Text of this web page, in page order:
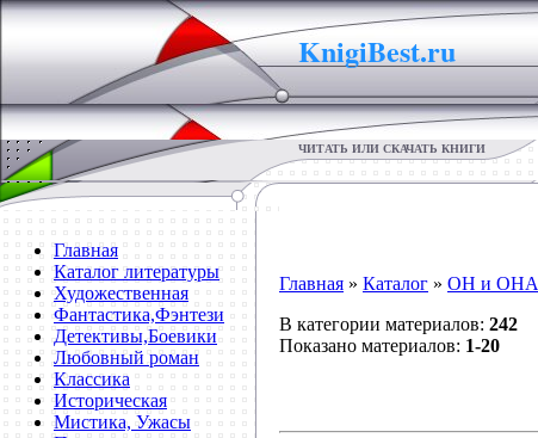
KnigiBest.ru
ЧИТАТЬ ИЛИ СКАЧАТЬ КНИГИ
Главная
Каталог литературы
Художественная
Фантастика,Фэнтези
Детективы,Боевики
Любовный роман
Классика
Историческая
Мистика, Ужасы
Главная » Каталог » ОН и ОНА
В категории материалов: 242
Показано материалов: 1-20